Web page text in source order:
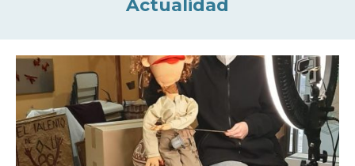
Actualidad